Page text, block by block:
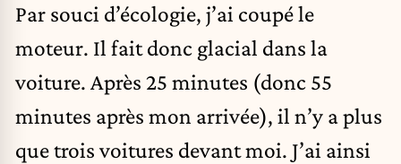
Par souci d’écologie, j’ai coupé le
moteur. Il fait donc glacial dans la
voiture. Après 25 minutes (donc 55
minutes après mon arrivée), il n’y a plus
que trois voitures devant moi. J’ai ainsi